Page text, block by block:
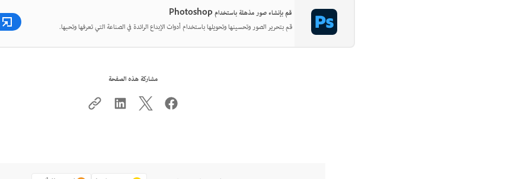
قم بإنشاء صور مذهلة باستخدام Photoshop
قم بتحرير الصور وتحسينها وتحويلها باستخدام أدوات الإبداع الرائدة في الصناعة التي تعرفها وتحبها.
مشاركة هذه الصفحة